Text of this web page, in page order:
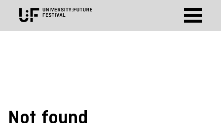
Not found